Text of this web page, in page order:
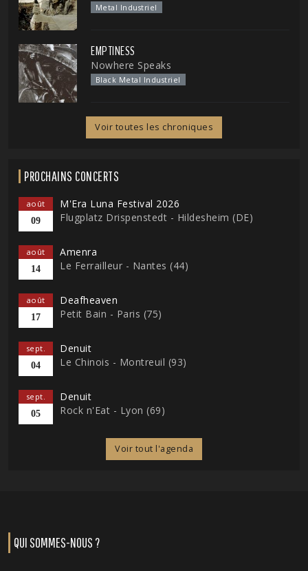
Metal Industriel
EMPTINESS
Nowhere Speaks
Black Metal Industriel
Voir toutes les chroniques
PROCHAINS CONCERTS
août
09
M'Era Luna Festival 2026
Flugplatz Drispenstedt - Hildesheim (DE)
août
14
Amenra
Le Ferrailleur - Nantes (44)
août
17
Deafheaven
Petit Bain - Paris (75)
sept.
04
Denuit
Le Chinois - Montreuil (93)
sept.
05
Denuit
Rock n'Eat - Lyon (69)
Voir tout l'agenda
QUI SOMMES-NOUS ?